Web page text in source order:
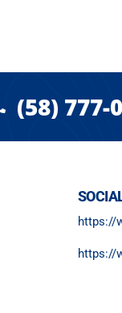
(58) 777-
https://
https://